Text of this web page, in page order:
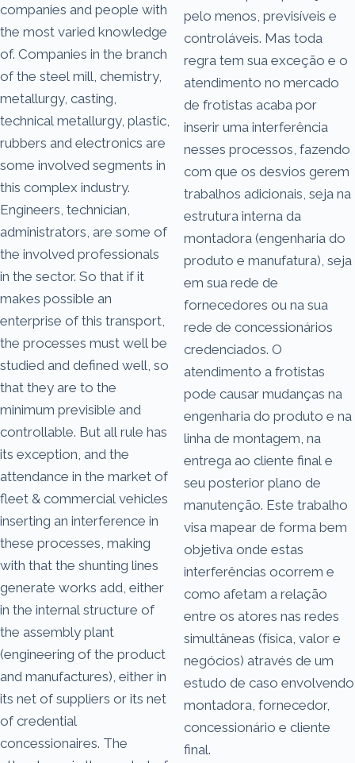
companies and people with
the most varied knowledge
of. Companies in the branch
of the steel mill, chemistry,
metallurgy, casting,
technical metallurgy, plastic,
rubbers and electronics are
some involved segments in
this complex industry.
Engineers, technician,
administrators, are some of
the involved professionals
in the sector. So that if it
makes possible an
enterprise of this transport,
the processes must well be
studied and defined well, so
that they are to the
minimum previsible and
controllable. But all rule has
its exception, and the
attendance in the market of
fleet & commercial vehicles
inserting an interference in
these processes, making
with that the shunting lines
generate works add, either
in the internal structure of
the assembly plant
(engineering of the product
and manufactures), either in
its net of suppliers or its net
of credential
concessionaires. The
pelo menos, previsíveis e
controláveis. Mas toda
regra tem sua exceção e o
atendimento no mercado
de frotistas acaba por
inserir uma interferência
nesses processos, fazendo
com que os desvios gerem
trabalhos adicionais, seja na
estrutura interna da
montadora (engenharia do
produto e manufatura), seja
em sua rede de
fornecedores ou na sua
rede de concessionários
credenciados. O
atendimento a frotistas
pode causar mudanças na
engenharia do produto e na
linha de montagem, na
entrega ao cliente final e
seu posterior plano de
manutenção. Este trabalho
visa mapear de forma bem
objetiva onde estas
interferências ocorrem e
como afetam a relação
entre os atores nas redes
simultâneas (física, valor e
negócios) através de um
estudo de caso envolvendo
montadora, fornecedor,
concessionário e cliente
final.